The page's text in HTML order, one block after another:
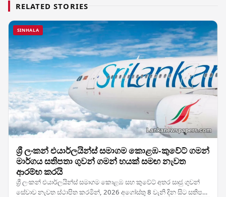
RELATED STORIES
SINHALA
ශ්‍රී ලංකන් එයාර්ලයින්ස් සමාගම කොළඹ-කුවේට් ගමන්
මාර්ගය සතිපතා ගුවන් ගමන් හයක් සමඟ නැවත
ආරම්භ කරයි
ශ්‍රී ලංකන් එයාර්ලයින්ස් සමාගම කොළඹ සහ කුවේට් අතර සෘජු ගුවන්
සේවාව නැවත ස්ථාපිත කරමින්, 2026 අගෝස්තු 8 වැනි දින සිට සතිපතා